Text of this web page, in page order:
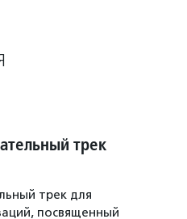
трек
трек для
посвященный